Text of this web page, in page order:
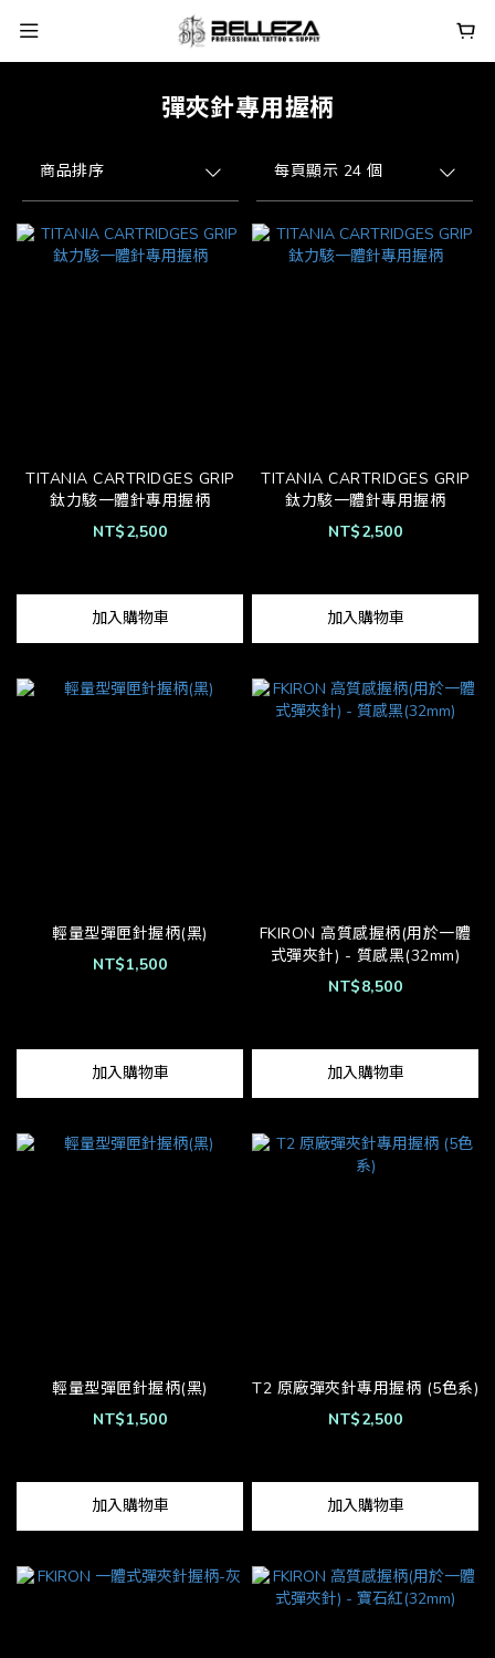
彈夾針專用握柄
商品排序 每頁顯示 24 個
TITANIA CARTRIDGES GRIP
鈦力駭一體針專用握柄
NT$2,500
加入購物車
TITANIA CARTRIDGES GRIP
鈦力駭一體針專用握柄
NT$2,500
加入購物車
輕量型彈匣針握柄(黑)
NT$1,500
加入購物車
FKIRON 高質感握柄(用於一體
式彈夾針) - 質感黑(32mm)
NT$8,500
加入購物車
輕量型彈匣針握柄(黑)
NT$1,500
加入購物車
T2 原廠彈夾針專用握柄 (5色系)
NT$2,500
加入購物車